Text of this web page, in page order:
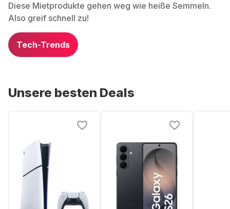
Diese Mietprodukte gehen weg wie heiße Semmeln.
Also greif schnell zu!
Tech-Trends
Unsere besten Deals